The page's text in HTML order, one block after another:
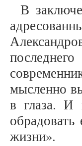
В
мысленно
в глаза. И
жизни».